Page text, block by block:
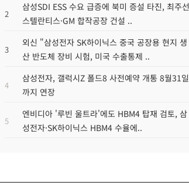
2
삼성SDI ESS 수요 급증에 북미 증설 타진, 최주선
스텔란티스·GM 합작공장 건설 ..
3
외신 "삼성전자 SK하이닉스 중국 공장용 현지 생
산 반도체 장비 시험, 미국 수출통제 ..
4
삼성전자, 갤럭시Z 폴드8 사전예약 개통 8월31일
까지 연장
5
엔비디아 '루빈 울트라'에도 HBM4 탑재 검토, 삼
성전자·SK하이닉스 HBM4 수율에..